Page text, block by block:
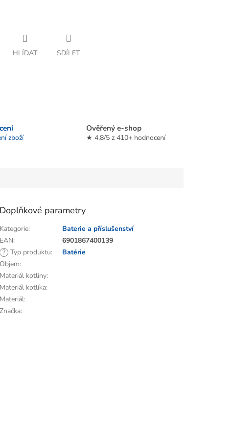
HLÍDAT SDÍLET
zboží
Ověřený e-shop
★ 4,8/5 z 410+ hodnocení
Doplňkové parametry
Kategorie:
Baterie a příslušenství
EAN:
6901867400139
? Typ produktu:
Batérie
Objem:
Materiál kotliny:
Materiál kotlíka:
Materiál:
Značka: